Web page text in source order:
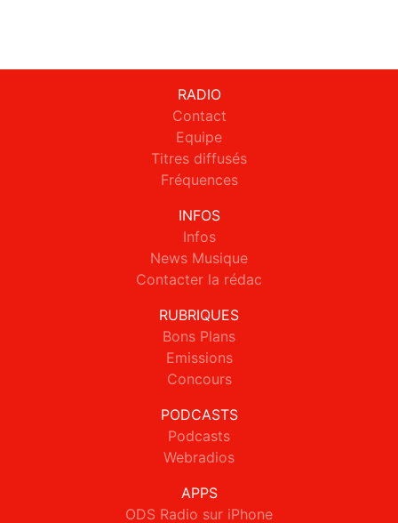
RADIO
Contact
Equipe
Titres diffusés
Fréquences
INFOS
Infos
News Musique
Contacter la rédac
RUBRIQUES
Bons Plans
Emissions
Concours
PODCASTS
Podcasts
Webradios
APPS
ODS Radio sur iPhone